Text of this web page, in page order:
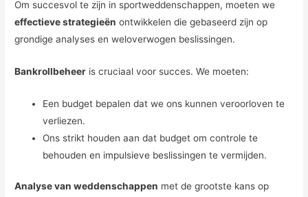
Om succesvol te zijn in sportweddenschappen, moeten we
effectieve strategieën ontwikkelen die gebaseerd zijn op
grondige analyses en weloverwogen beslissingen.
Bankrollbeheer is cruciaal voor succes. We moeten:
Een budget bepalen dat we ons kunnen veroorloven te
verliezen.
Ons strikt houden aan dat budget om controle te
behouden en impulsieve beslissingen te vermijden.
Analyse van weddenschappen met de grootste kans op